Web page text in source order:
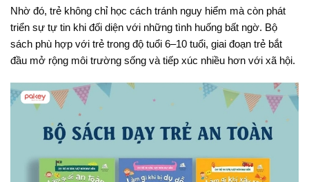
Nhờ đó, trẻ không chỉ học cách tránh nguy hiểm mà còn phát
triển sự tự tin khi đối diện với những tình huống bất ngờ. Bộ
sách phù hợp với trẻ trong độ tuổi 6–10 tuổi, giai đoạn trẻ bắt
đầu mở rộng môi trường sống và tiếp xúc nhiều hơn với xã hội.